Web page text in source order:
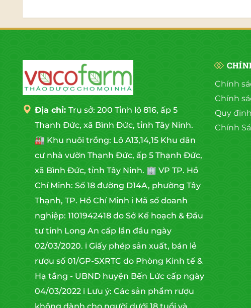
Địa chỉ: Trụ sở: 200 Tỉnh lộ 816, ấp 5
Thạnh Đức, xã Bình Đức, tỉnh Tây Ninh.
🏭 Khu nuôi trồng: Lô A13,14,15 Khu dân
cư nhà vườn Thạnh Đức, ấp 5 Thạnh Đức,
xã Bình Đức, tỉnh Tây Ninh. 🏢 VP TP. Hồ
Chí Minh: Số 18 đường D14A, phường Tây
Thạnh, TP. Hồ Chí Minh ℹ️ Mã số doanh
nghiệp: 1101942418 do Sở Kế hoạch & Đầu
tư tỉnh Long An cấp lần đầu ngày
02/03/2020. ℹ️ Giấy phép sản xuất, bán lẻ
rượu số 01/GP-SXRTC do Phòng Kinh tế &
Hạ tầng - UBND huyện Bến Lức cấp ngày
04/03/2022 ℹ️ Lưu ý: Các sản phẩm rượu
Chính
Chính
Quy
Chính